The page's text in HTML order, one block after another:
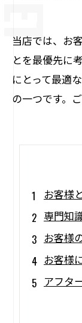
当店では、お
とを最優先に
にとって最適
の一つです。
お客様
専門知
お客様
お客様
アフタ